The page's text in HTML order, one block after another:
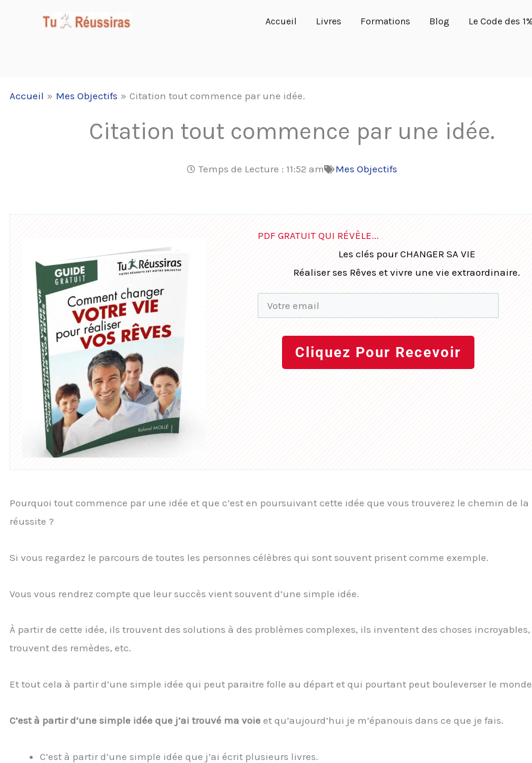
Accueil Livres Formations Blog Le Code des
Accueil Mes Objectifs Citation tout commence par une idée.
Citation tout commence par une idée.
Temps de Lecture : 11:52 am Mes Objectifs
PDF GRATUIT QUI RÉVÈLE...
Les clés pour CHANGER SA VIE
Réaliser ses Rêves et vivre une vie extraordinaire.
Cliquez Pour Recevoir
Pourquoi tout commence par une idée et que c’est en poursuivant cette idée que vous trouverez le chemin de la
réussite ?
Si vous regardez le parcours de toutes les personnes célèbres qui sont souvent prisent comme exemple.
Vous vous rendrez compte que leur succès vient souvent d’une simple idée.
À partir de cette idée, ils trouvent des solutions à des problèmes complexes, ils inventent des choses
trouvent des remèdes, etc.
Et tout cela à partir d’une simple idée qui peut paraitre folle au départ et qui pourtant peut bouleverser le
C’est à partir d’une simple idée que j’ai trouvé ma voie et qu’aujourd’hui je m’épanouis dans ce que je fais.
C’est à partir d’une simple idée que j’ai écrit plusieurs livres.